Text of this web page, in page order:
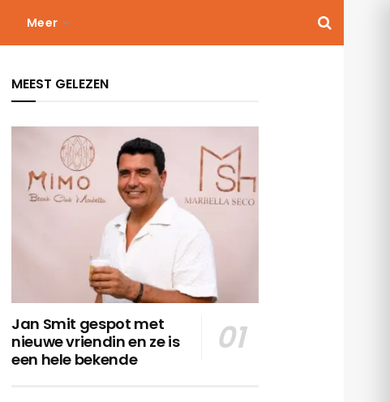
Meer
MEEST GELEZEN
Jan Smit gespot met
nieuwe vriendin en ze is
een hele bekende